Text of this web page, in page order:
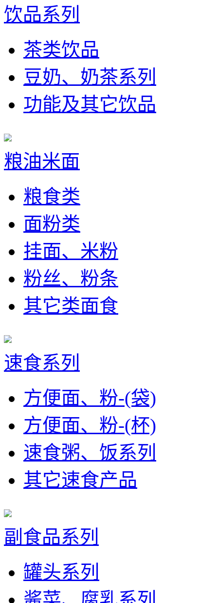
饮品系列
茶类饮品
豆奶、奶茶系列
功能及其它饮品
粮油米面
粮食类
面粉类
挂面、米粉
粉丝、粉条
其它类面食
速食系列
方便面、粉-(袋)
方便面、粉-(杯)
速食粥、饭系列
其它速食产品
副食品系列
罐头系列